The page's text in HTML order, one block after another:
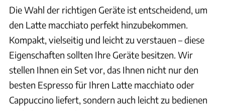
Die Wahl der richtigen Geräte ist entscheidend, um
den Latte macchiato perfekt hinzubekommen.
Kompakt, vielseitig und leicht zu verstauen – diese
Eigenschaften sollten Ihre Geräte besitzen. Wir
stellen Ihnen ein Set vor, das Ihnen nicht nur den
besten Espresso für Ihren Latte macchiato oder
Cappuccino liefert, sondern auch leicht zu bedienen